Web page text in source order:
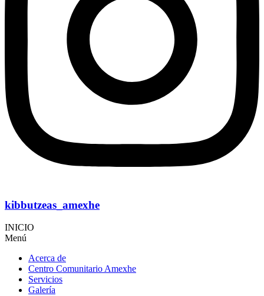
kibbutzeas_amexhe
INICIO
Menú
Acerca de
Centro Comunitario Amexhe
Servicios
Galería